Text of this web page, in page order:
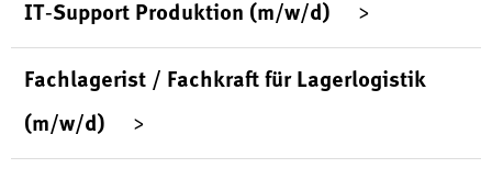
IT‑Support Produktion (m/w/d)
Fachlagerist / Fachkraft für Lagerlogistik
(m/w/d)